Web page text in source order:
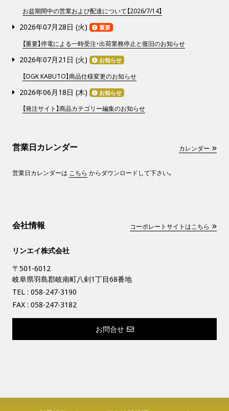
お盆期間中の営業および配達について【2026/7/14】
2026年07月28日 (火) 重要
【重要】停電による一時受注・出荷業務停止と復旧のお知らせ
2026年07月21日 (火) お知らせ
【OGK KABUTO】商品仕様変更のお知らせ
2026年06月18日 (木) お知らせ
【発注サイト】商品カテゴリー編集のお知らせ
営業日カレンダー カレンダー
営業日カレンダーは こちら からダウンロードして下さい。
会社情報 コーポレートサイトはこちら
リンエイ株式会社
〒501-6012
岐阜県羽島郡岐南町八剣1丁目68番地
TEL : 058-247-3190
FAX : 058-247-3182
お問合せ